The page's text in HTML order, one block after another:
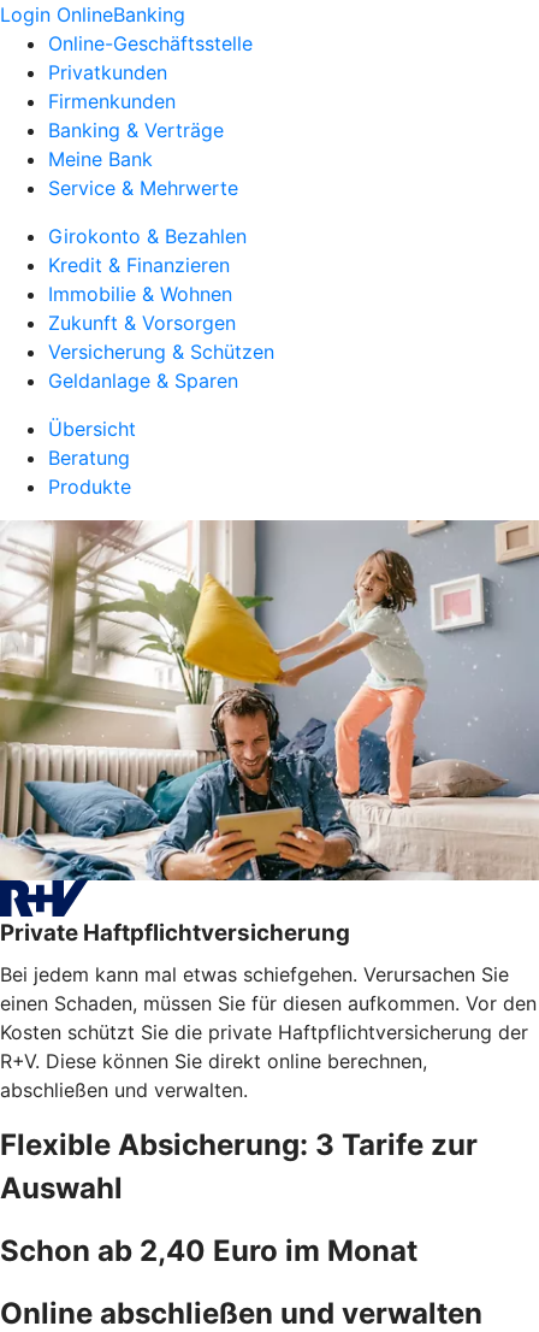
Login OnlineBanking
Online-Geschäftsstelle
Privatkunden
Firmenkunden
Banking & Verträge
Meine Bank
Service & Mehrwerte
Girokonto & Bezahlen
Kredit & Finanzieren
Immobilie & Wohnen
Zukunft & Vorsorgen
Versicherung & Schützen
Geldanlage & Sparen
Übersicht
Beratung
Produkte
Private Haftpflichtversicherung
Bei jedem kann mal etwas schiefgehen. Verursachen Sie
einen Schaden, müssen Sie für diesen aufkommen. Vor den
Kosten schützt Sie die private Haftpflichtversicherung der
R+V. Diese können Sie direkt online berechnen,
abschließen und verwalten.
Flexible Absicherung: 3 Tarife zur
Auswahl
Schon ab 2,40 Euro im Monat
Online abschließen und verwalten